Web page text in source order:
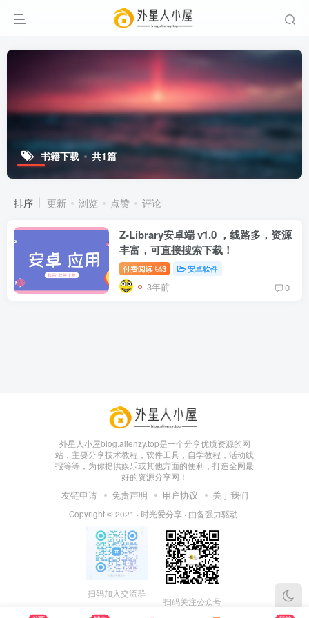
小苹果影视
v1.0.9电视盒
子破解版下
载，继续免费
白嫖直播和点
付费阅读 3 盒子应用
3年前 2
梅林iptv+5.2.0
电视直播软件
下载，啥频道
分类都有哦！
密码24680！
付费阅读 3 盒子应用
3年前 1
ITV源3/12
书籍下载 共1篇
排序 更新 浏览 点赞 评论
Z-Library安卓端 v1.0 ，线路多，资源
丰富，可直接搜索下载！
付费阅读 3 安卓软件
3年前 0
外星人小屋blog.alienzy.top是一个分享优质资源的网
站，主要分享技术教程，软件工具，自学教程，活动线
报等等，为你提供娱乐或其他方面的便利，打造全网最
好的资源分享网！
友链申请 免责声明 用户协议 关于我们
Copyright © 2021 · 时光爱分享 · 由备强力驱动.
扫码加入交流群
扫码关注公众号